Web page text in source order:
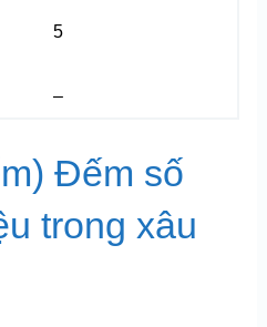
5
–
Đếm số
trong xâu